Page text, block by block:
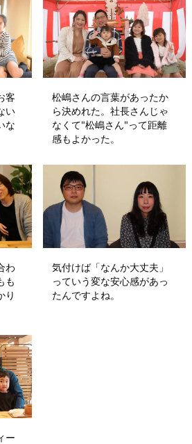
客
い
な
松嶋さんの言葉があったか
ら決めれた。社長さんじゃ
なくて"松嶋さん"って距離
感もよかった。
わ
も
り
気付けば「なんか大丈夫」
っていう変な安心感があっ
たんですよね。
ー